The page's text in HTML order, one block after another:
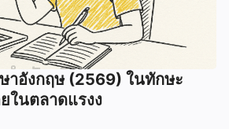
าอังกฤษ (2569) ในทักษะ
ในตลาดแรงง